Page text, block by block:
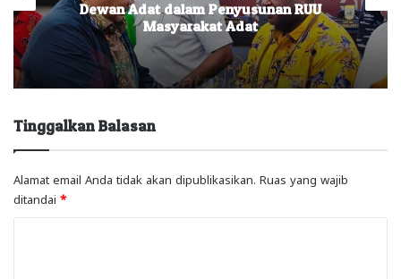
Dewan Adat dalam Penyusunan RUU
Masyarakat Adat
Tinggalkan Balasan
Alamat email Anda tidak akan dipublikasikan. Ruas yang wajib
ditandai *